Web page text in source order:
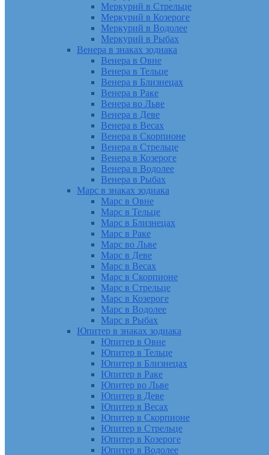
Меркурий в Стрельце
Меркурий в Козероге
Меркурий в Водолее
Меркурий в Рыбах
Венера в знаках зодиака
Венера в Овне
Венера в Тельце
Венера в Близнецах
Венера в Раке
Венера во Льве
Венера в Деве
Венера в Весах
Венера в Скорпионе
Венера в Стрельце
Венера в Козероге
Венера в Водолее
Венера в Рыбах
Марс в знаках зодиака
Марс в Овне
Марс в Тельце
Марс в Близнецах
Марс в Раке
Марс во Льве
Марс в Деве
Марс в Весах
Марс в Скорпионе
Марс в Стрельце
Марс в Козероге
Марс в Водолее
Марс в Рыбах
Юпитер в знаках зодиака
Юпитер в Овне
Юпитер в Тельце
Юпитер в Близнецах
Юпитер в Раке
Юпитер во Льве
Юпитер в Деве
Юпитер в Весах
Юпитер в Скорпионе
Юпитер в Стрельце
Юпитер в Козероге
Юпитер в Водолее